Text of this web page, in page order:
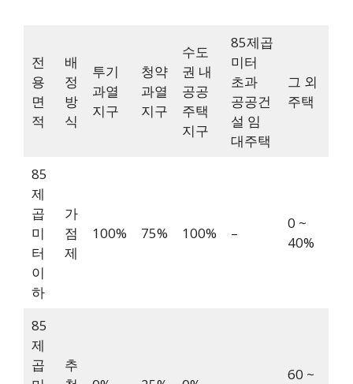
전
용
면
적
배
정
방
식
투기
과열
지구
청약
과열
지구
수도
권 내
공공
주택
지구
85제곱
미터
초과
공공건
설 임
대주택
그 외
주택
85
제
곱
미
터
이
하
가
점
제
100% 75% 100% –
0 ~
40%
85
제
곱
추
60 ~